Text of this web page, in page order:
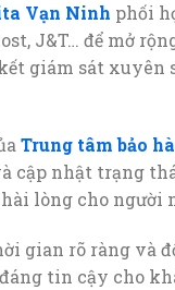
Vạn Ninh phối
J&T… để mở
giám sát
Trung tâm bảo
cập nhật trạng
lòng cho người
gian rõ ràng và
tin cậy cho